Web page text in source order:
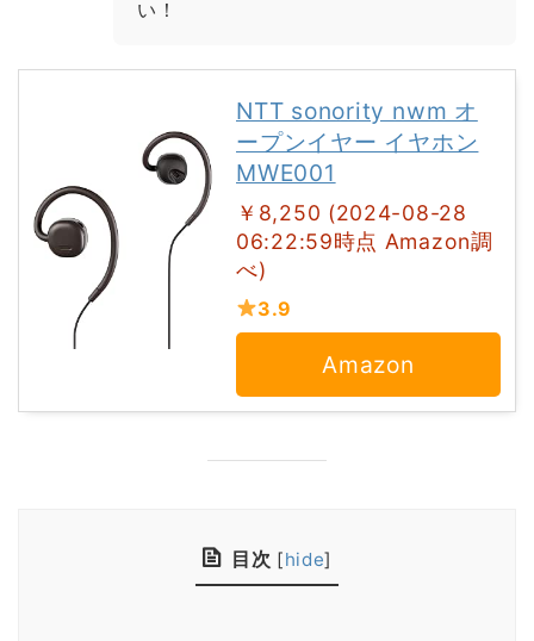
い！
NTT sonority nwm オ
ープンイヤー イヤホン
MWE001
￥8,250 (2024-08-28
06:22:59時点 Amazon調
べ)
3.9
Amazon
目次 [hide]